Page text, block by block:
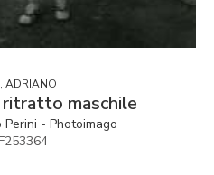
ADRIANO
ritratto maschile
- Photoimago